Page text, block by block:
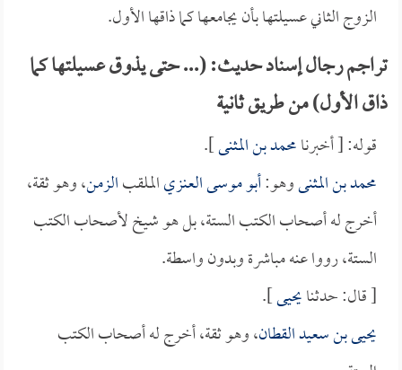
الزوج الثاني عسيلتها بأن يجامعها كما ذاقها الأول.
تراجم رجال إسناد حديث: (... حتى يذوق عسيلتها كما
ذاق الأول) من طريق ثانية
قوله: [ أخبرنامحمد بن المثنى].
محمد بن المثنىوهو:أبو موسى العنزيالملقبالزمن، وهو ثقة،
أخرج له أصحاب الكتب الستة، بل هو شيخ لأصحاب الكتب
الستة، رووا عنه مباشرة وبدون واسطة.
[ قال: حدثنايحيى].
يحيى بن سعيد القطان، وهو ثقة، أخرج له أصحاب الكتب